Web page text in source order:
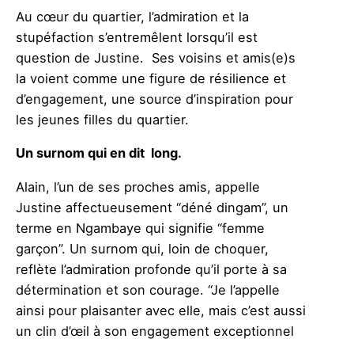
Au cœur du quartier, l’admiration et la
stupéfaction s’entremêlent lorsqu’il est
question de Justine. Ses voisins et amis(e)s
la voient comme une figure de résilience et
d’engagement, une source d’inspiration pour
les jeunes filles du quartier.
Un surnom qui en dit long.
Alain, l’un de ses proches amis, appelle
Justine affectueusement “déné dingam”, un
terme en Ngambaye qui signifie “femme
garçon”. Un surnom qui, loin de choquer,
reflète l’admiration profonde qu’il porte à sa
détermination et son courage. “Je l’appelle
ainsi pour plaisanter avec elle, mais c’est aussi
un clin d’œil à son engagement exceptionnel